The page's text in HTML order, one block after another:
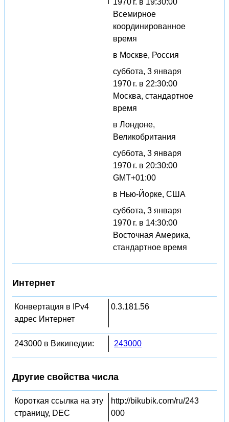
Всемирное
координированное
время
в Москве, Россия
суббота, 3 января
1970 г. в 22:30:00
Москва, стандартное
время
в Лондоне,
Великобритания
суббота, 3 января
1970 г. в 20:30:00
GMT+01:00
в Нью-Йорке, США
суббота, 3 января
1970 г. в 14:30:00
Восточная Америка,
стандартное время
Интернет
Конвертация в IPv4
адрес Интернет
0.3.181.56
243000 в Википедии: 243000
Другие свойства числа
Короткая ссылка на эту
страницу, DEC
http://bikubik.com/ru/243
000